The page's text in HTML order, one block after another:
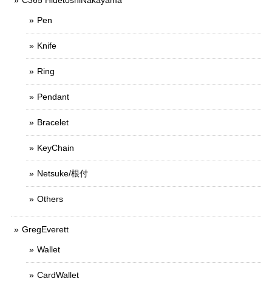
Pen
Knife
Ring
Pendant
Bracelet
KeyChain
Netsuke/根付
Others
GregEverett
Wallet
CardWallet